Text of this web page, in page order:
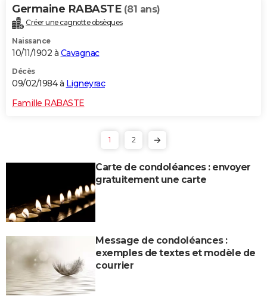
Germaine RABASTE (81 ans)
Créer une cagnotte obsèques
Naissance
10/11/1902 à Cavagnac
Décès
09/02/1984 à Ligneyrac
Famille RABASTE
1 2
Carte de condoléances : envoyer
gratuitement une carte
Message de condoléances :
exemples de textes et modèle de
courrier